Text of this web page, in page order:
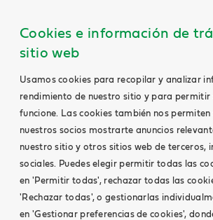
Cookies e información de
sitio web
Usamos cookies para recopilar y analizar
rendimiento de nuestro sitio y para permitir
funcione. Las cookies también nos
nuestros socios mostrarte anuncios
nuestro sitio y otros sitios web de terceros,
sociales. Puedes elegir permitir todas las
en 'Permitir todas', rechazar todas las
'Rechazar todas', o gestionarlas
en 'Gestionar preferencias de cookies',